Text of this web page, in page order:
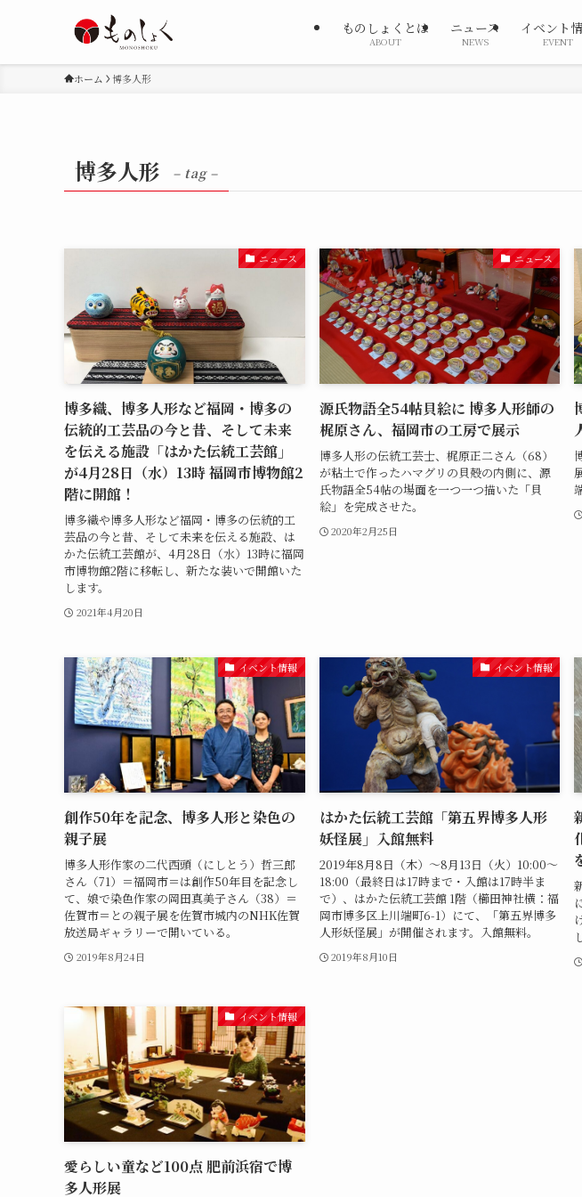
ものしょくとは
ABOUT
ニュース
NEWS
イベント
EVENT
ホーム 博多人形
博多人形 – tag –
ニュース
博多織、博多人形など福岡・博多の
伝統的工芸品の今と昔、そして未来
を伝える施設「はかた伝統工芸館」
が4月28日（水）13時 福岡市博物館2
階に開館！
博多織や博多人形など福岡・博多の伝統的工
芸品の今と昔、そして未来を伝える施設、は
かた伝統工芸館が、4月28日（水）13時に福岡
市博物館2階に移転し、新たな装いで開館いた
します。
2021年4月20日
ニュース
源氏物語全54帖貝絵に 博多人形師の
梶原さん、福岡市の工房で展示
博多人形の伝統工芸士、梶原正二さん（68）
が粘土で作ったハマグリの貝殻の内側に、源
氏物語全54帖の場面を一つ一つ描いた「貝
絵」を完成させた。
2020年2月25日
イベント情報
創作50年を記念、博多人形と染色の
親子展
博多人形作家の二代西頭（にしとう）哲三郎
さん（71）＝福岡市＝は創作50年目を記念し
て、娘で染色作家の岡田真美子さん（38）＝
佐賀市＝との親子展を佐賀市城内のNHK佐賀
放送局ギャラリーで開いている。
2019年8月24日
イベント情報
はかた伝統工芸館「第五界博多人形
妖怪展」入館無料
2019年8月8日（木）～8月13日（火）10:00～
18:00（最終日は17時まで・入館は17時半ま
で）、はかた伝統工芸館 1階（櫛田神社横：福
岡市博多区上川端町6-1）にて、「第五界博多
人形妖怪展」が開催されます。入館無料。
2019年8月10日
イベント情報
愛らしい童など100点 肥前浜宿で博
多人形展